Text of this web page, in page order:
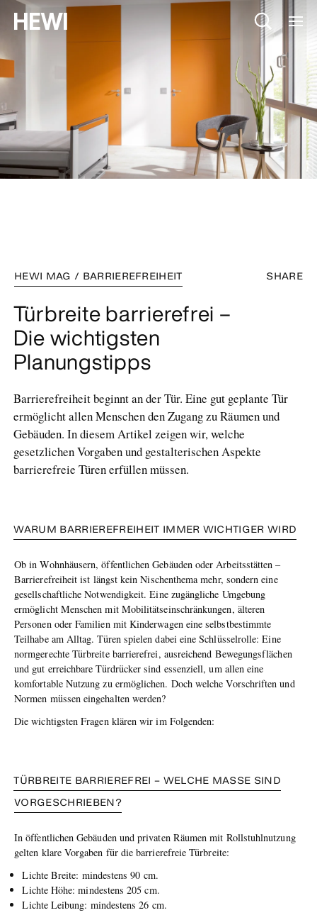
SHARE
HEWI MAG / BARRIEREFREIHEIT
Türbreite barrierefrei –
Die wichtigsten
Planungstipps
Barrierefreiheit beginnt an der Tür. Eine gut geplante Tür
ermöglicht allen Menschen den Zugang zu Räumen und
Gebäuden. In diesem Artikel zeigen wir, welche
gesetzlichen Vorgaben und gestalterischen Aspekte
barrierefreie Türen erfüllen müssen.
WARUM BARRIEREFREIHEIT IMMER WICHTIGER WIRD
Ob in Wohnhäusern, öffentlichen Gebäuden oder Arbeitsstätten –
Barrierefreiheit ist längst kein Nischenthema mehr, sondern eine
gesellschaftliche Notwendigkeit. Eine zugängliche Umgebung
ermöglicht Menschen mit Mobilitätseinschränkungen, älteren
Personen oder Familien mit Kinderwagen eine selbstbestimmte
Teilhabe am Alltag. Türen spielen dabei eine Schlüsselrolle: Eine
normgerechte Türbreite barrierefrei, ausreichend Bewegungsflächen
und gut erreichbare Türdrücker sind essenziell, um allen eine
komfortable Nutzung zu ermöglichen. Doch welche Vorschriften und
Normen müssen eingehalten werden?
Die wichtigsten Fragen klären wir im Folgenden:
TÜRBREITE BARRIEREFREI – WELCHE MASSE SIND V
ORGESCHRIEBEN?
In öffentlichen Gebäuden und privaten Räumen mit Rollstuhlnutzung
gelten klare Vorgaben für die barrierefreie Türbreite:
Lichte Breite: mindestens 90 cm.
Lichte Höhe: mindestens 205 cm.
Lichte Leibung: mindestens 26 cm.